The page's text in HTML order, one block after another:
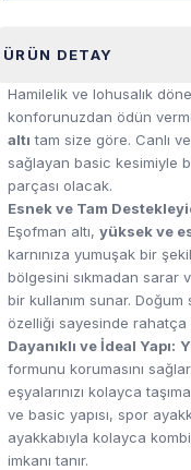
ÜRÜN DETAY
Hamilelik ve lohusalık
konforunuzdan ödün
altı tam size göre. Canlı
sağlayan basic kesimiyle
parçası olacak.
Esnek ve Tam
Eşofman altı,yüksek ve
karnınıza yumuşak bir
bölgesini sıkmadan sarar
bir kullanım sunar.
özelliği sayesinde
Dayanıklı ve İdeal Yapı:
formunu korumasını
eşyalarınızı kolayca
ve basic yapısı, spor
ayakkabıyla kolayca
imkanı tanır.